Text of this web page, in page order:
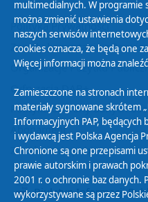
Polityka Prywatności
Zasady korzystania z Serwisu
Organizacje Pożytku
Cyfryzacja DAB+
Polityka ochrony danych
Abonament
Zamówienia publiczne
Biuletyn Informacji
multimedialnych. W programie
można zmienić ustawienia
naszych serwisów
cookies oznacza, że będą one
Więcej informacji można
Zamieszczone na stronach
materiały sygnowane skrótem
Informacyjnych PAP,
i wydawcą jest Polska Agencja
Chronione są one przepisami
prawie autorskim i prawach
2001 r. o ochronie baz danych.
wykorzystywane są przez